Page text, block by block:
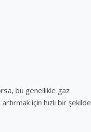
bu genellikle gaz
için hızlı bir şekilde